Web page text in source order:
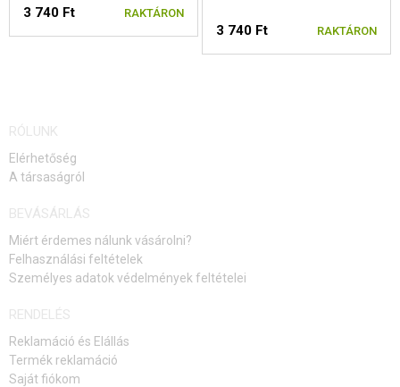
KIEGÉSZÍTŐK, HORDSZÍJAK
ÖNVÉDELMI FELSZERELÉSEK, KÉPZÉS, KÉSEK
CÉLOK, LŐLAP
OUTDOOR, BUSHCRAFT
ÉLELMISZER
ÉPÍTŐKÉSZLETEK, MODELLEK
3 740 Ft RAKTÁRON
3 740 Ft RAKTÁRON
RÓLUNK
Elérhetőség
A társaságról
BEVÁSÁRLÁS
Miért érdemes nálunk vásárolni?
Felhasználási feltételek
Személyes adatok védelmények feltételei
RENDELÉS
Reklamáció és Elállás
Termék reklamáció
Saját fiókom